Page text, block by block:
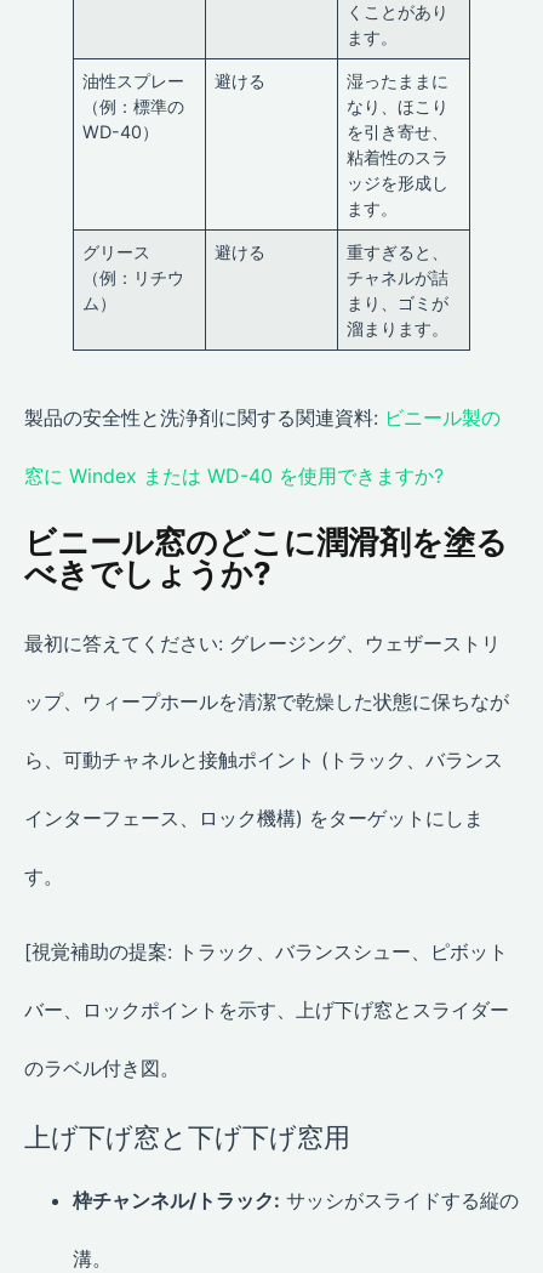
くことがあり
ます。
油性スプレー
（例：標準の
WD-40）
避ける
湿ったままに
なり、ほこり
を引き寄せ、
粘着性のスラ
ッジを形成し
ます。
グリース
（例：リチウ
ム）
避ける
重すぎると、
チャネルが詰
まり、ゴミが
溜まります。
製品の安全性と洗浄剤に関する関連資料: ビニール製の
窓に Windex または WD-40 を使用できますか?
ビニール窓のどこに潤滑剤を塗る
べきでしょうか?
最初に答えてください: グレージング、ウェザーストリ
ップ、ウィープホールを清潔で乾燥した状態に保ちなが
ら、可動チャネルと接触ポイント (トラック、バランス
インターフェース、ロック機構) をターゲットにしま
す。
[視覚補助の提案: トラック、バランスシュー、ピボット
バー、ロックポイントを示す、上げ下げ窓とスライダー
のラベル付き図。
上げ下げ窓と下げ下げ窓用
枠チャンネル/トラック: サッシがスライドする縦の
溝。